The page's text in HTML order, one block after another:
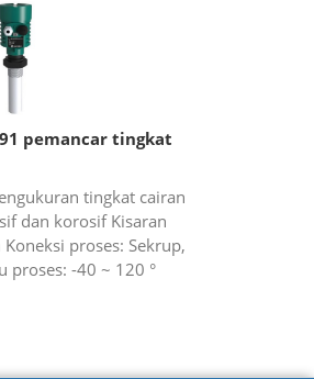
pemancar tingkat
tingkat cairan
dan korosif Kisaran
proses: Sekrup,
proses: -40 ~ 120 °